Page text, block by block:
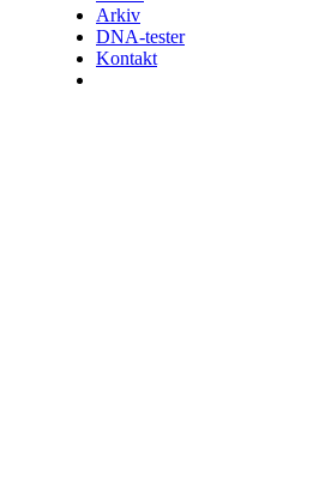
Arkiv
DNA-tester
Kontakt